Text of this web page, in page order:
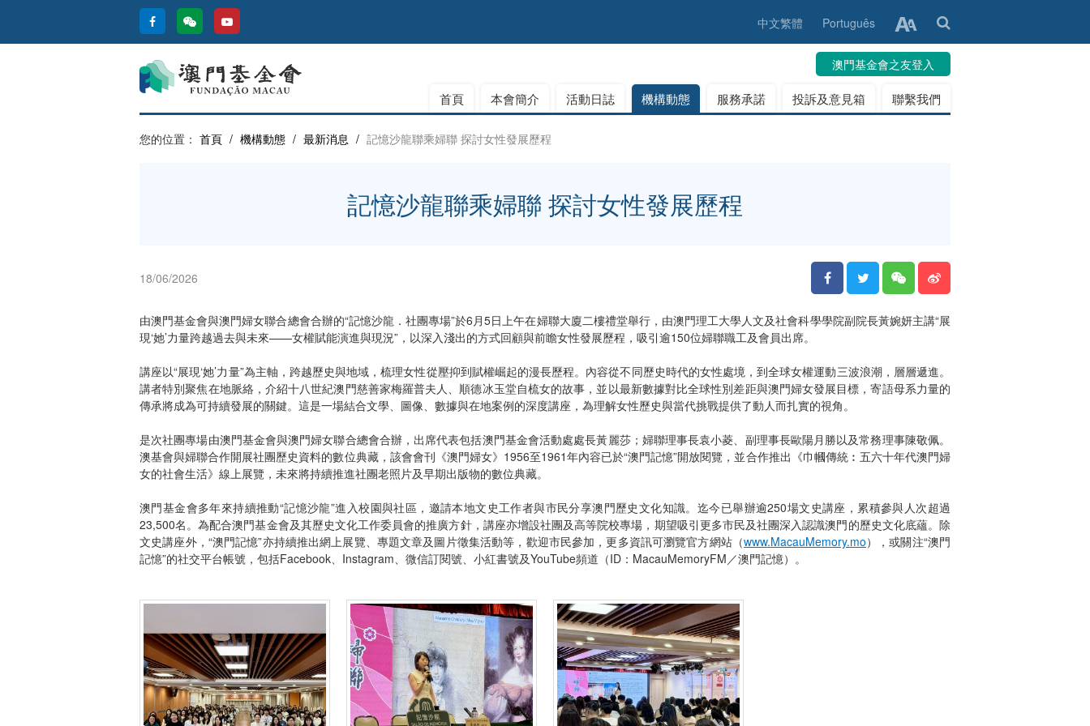
中文繁體 Português
澳門基金會之友登入
首頁 本會簡介 活動日誌 機構動態 服務承諾 投訴及意見箱 聯繫我們
您的位置： 首頁 / 機構動態 / 最新消息 / 記憶沙龍聯乘婦聯 探討女性發展歷程
記憶沙龍聯乘婦聯 探討女性發展歷程
18/06/2026
由澳門基金會與澳門婦女聯合總會合辦的“記憶沙龍．社團專場”於6月5日上午在婦聯大廈二樓禮堂舉行，由澳門理工大學人文及社會科學學院副院長黃婉妍主講“展
現‘她’力量跨越過去與未來——女權賦能演進與現況”，以深入淺出的方式回顧與前瞻女性發展歷程，吸引逾150位婦聯職工及會員出席。
講座以“展現‘她’力量”為主軸，跨越歷史與地域，梳理女性從壓抑到賦權崛起的漫長歷程。內容從不同歷史時代的女性處境，到全球女權運動三波浪潮，層層遞進。
講者特別聚焦在地脈絡，介紹十八世紀澳門慈善家梅羅普夫人、順德冰玉堂自梳女的故事，並以最新數據對比全球性別差距與澳門婦女發展目標，寄語母系力量的
傳承將成為可持續發展的關鍵。這是一場結合文學、圖像、數據與在地案例的深度講座，為理解女性歷史與當代挑戰提供了動人而扎實的視角。
是次社團專場由澳門基金會與澳門婦女聯合總會合辦，出席代表包括澳門基金會活動處處長黃麗莎；婦聯理事長袁小菱、副理事長歐陽月勝以及常務理事陳敬佩。
澳基會與婦聯合作開展社團歷史資料的數位典藏，該會會刊《澳門婦女》1956至1961年內容已於“澳門記憶”開放閱覽，並合作推出《巾幗傳統︰五六十年代澳門婦
女的社會生活》線上展覽，未來將持續推進社團老照片及早期出版物的數位典藏。
澳門基金會多年來持續推動“記憶沙龍”進入校園與社區，邀請本地文史工作者與市民分享澳門歷史文化知識。迄今已舉辦逾250場文史講座，累積參與人次超過
23,500名。為配合澳門基金會及其歷史文化工作委員會的推廣方針，講座亦增設社團及高等院校專場，期望吸引更多市民及社團深入認識澳門的歷史文化底蘊。除
文史講座外，“澳門記憶”亦持續推出網上展覽、專題文章及圖片徵集活動等，歡迎市民參加，更多資訊可瀏覽官方網站（www.MacauMemory.mo），或關注“澳門
記憶”的社交平台帳號，包括Facebook、Instagram、微信訂閱號、小紅書號及YouTube頻道（ID：MacauMemoryFM／澳門記憶）。